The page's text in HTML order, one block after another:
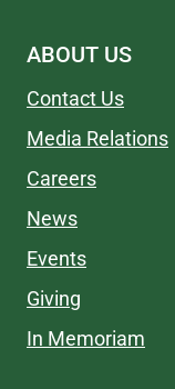
ABOUT US
Contact Us
Media Relations
Careers
News
Events
Giving
In Memoriam